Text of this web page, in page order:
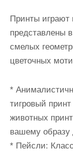
Принты играют
представлены
смелых
цветочных
*
тигровый
животных
вашему образу
* Пейсли: